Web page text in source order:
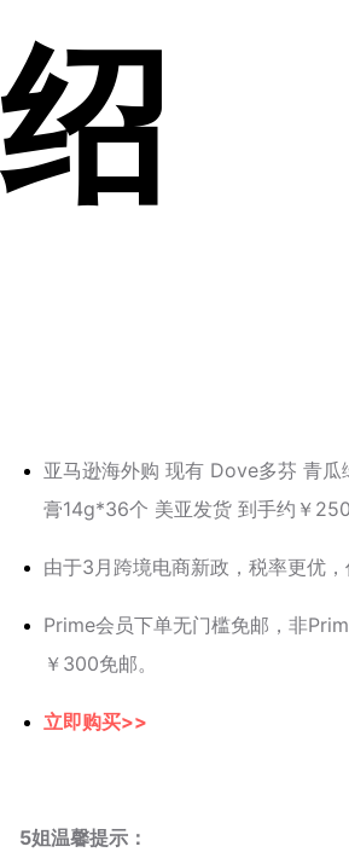
绍
亚马逊海外购 现有 Dove多芬 青
膏14g*36个 美亚发货 到手约￥
由于3月跨境电商新政，税率更优，
Prime会员下单无门槛免邮，非
￥300免邮。
立即购买>>
5姐温馨提示：